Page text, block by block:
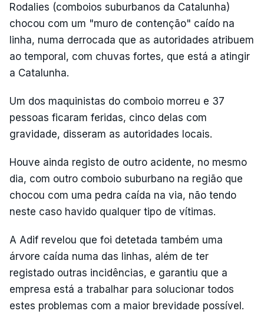
Rodalies (comboios suburbanos da Catalunha)
chocou com um "muro de contenção" caído na
linha, numa derrocada que as autoridades atribuem
ao temporal, com chuvas fortes, que está a atingir
a Catalunha.
Um dos maquinistas do comboio morreu e 37
pessoas ficaram feridas, cinco delas com
gravidade, disseram as autoridades locais.
Houve ainda registo de outro acidente, no mesmo
dia, com outro comboio suburbano na região que
chocou com uma pedra caída na via, não tendo
neste caso havido qualquer tipo de vítimas.
A Adif revelou que foi detetada também uma
árvore caída numa das linhas, além de ter
registado outras incidências, e garantiu que a
empresa está a trabalhar para solucionar todos
estes problemas com a maior brevidade possível.